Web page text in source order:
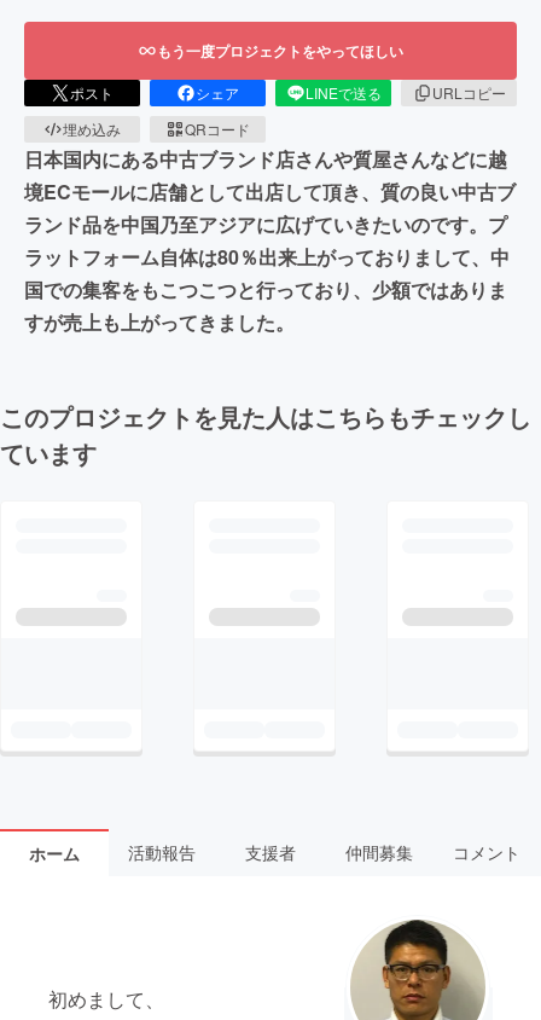
もう一度プロジェクトをやってほしい
ポスト シェア LINEで送る
URLコピー
埋め込み
QRコード
日本国内にある中古ブランド店さんや質屋さんなどに越
境ECモールに店舗として出店して頂き、質の良い中古ブ
ランド品を中国乃至アジアに広げていきたいのです。プ
ラットフォーム自体は80％出来上がっておりまして、中
国での集客をもこつこつと行っており、少額ではありま
すが売上も上がってきました。
このプロジェクトを見た人はこちらもチェックし
ています
ホーム 活動報告 支援者 仲間募集 コメント
初めまして、